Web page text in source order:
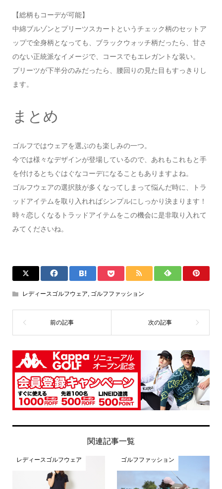
【総柄もコーデが可能】
中綿ブルゾンとプリーツスカートというチェック柄のセットア
ップで全身柄となっても、ブラックウォッチ柄だったら、甘さ
のない正統派なイメージで、コースでもエレガントな装い。
プリーツが下半分のみだったら、腰回りの見た目もすっきりし
ます。
まとめ
ゴルフではウェアを選ぶのも楽しみの一つ。
今では様々なデザインが登場しているので、あれもこれもと手
を付けるとちぐはぐなコーデになることもありますよね。
ゴルフウェアの選択肢が多くなってしまって悩んだ時に、トラ
ッドアイテムを取り入れればシンプルにしっかり決まります！
時々恋しくなるトラッドアイテムをこの機会に是非取り入れて
みてくださいね。
レディースゴルフウェア ゴルフファッション
関連記事一覧
レディースゴルフウェア ゴルフファッション